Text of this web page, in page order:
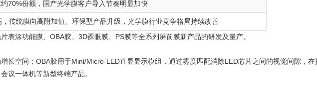
70%份额，国产光学膜客户导入节奏明显加快
传统膜向高附加值、环保型产品升级，光学膜行业竞争格局持续改善
表涂功能膜、 OBA胶 、3D裸眼膜、PS膜等全系列屏前膜新产品的研发及量产。
长空间；OBA胶用于Mini/Micro-LED直显显示模组，通过雾度匹配消除LED芯片之间的视觉间隙，
议一体机等新型终端产品。